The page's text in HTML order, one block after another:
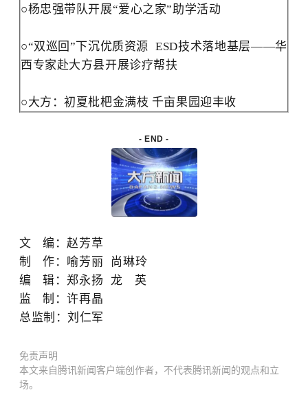
○杨忠强带队开展“爱心之家”助学活动
○“双巡回 ”下沉优质资源
ESD技术落地基层——华
西专家赴大方县开展诊疗帮扶
○大方：初夏枇杷金满枝 千亩果园迎丰收
- END -
文 编 ：赵芳草
制 作：喻芳丽 尚琳玲
编 辑：郑永扬 龙 英
监 制：许再晶
总监制：刘仁军
免责声明
本文来自腾讯新闻客户端创作者，不代表腾讯新闻的观点和立
场。